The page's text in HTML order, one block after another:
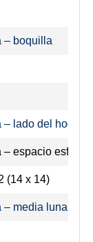
– boquilla
lado del hogar
espacio
(14 x 14)
– media luna